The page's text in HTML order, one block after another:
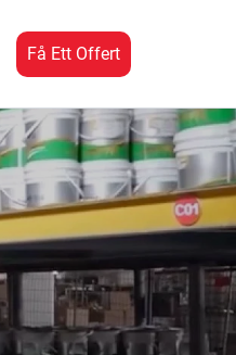
Få Ett Offert